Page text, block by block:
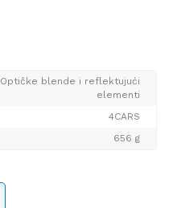
Optičke blende i reflektujući
elementi
4CARS
656 g